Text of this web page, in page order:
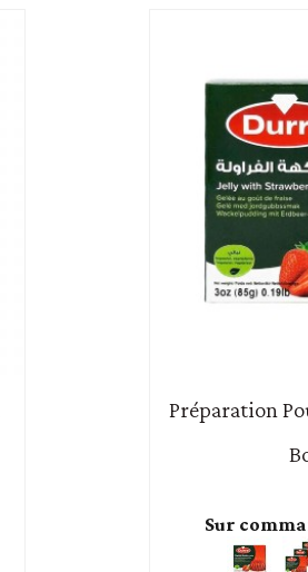
Préparation
Sur